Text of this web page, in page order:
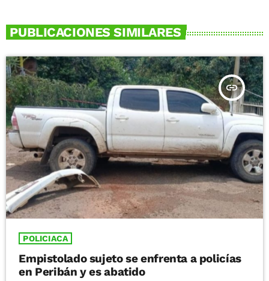
PUBLICACIONES SIMILARES
insert_link
POLICIACA
Empistolado sujeto se enfrenta a policías
en Peribán y es abatido